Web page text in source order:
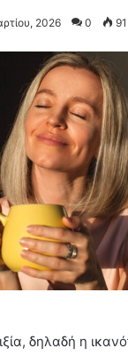
2026 0 91
δηλαδή η